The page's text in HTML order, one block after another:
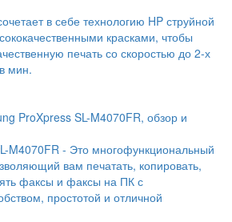
в себе технологию HP струйной
красками, чтобы
печать со скоростью до 2-х
мин.
ProXpress SL-M4070FR, обзор и
M4070FR - Это многофункциональный
вам печатать, копировать,
факсы и факсы на ПК с
простотой и отличной